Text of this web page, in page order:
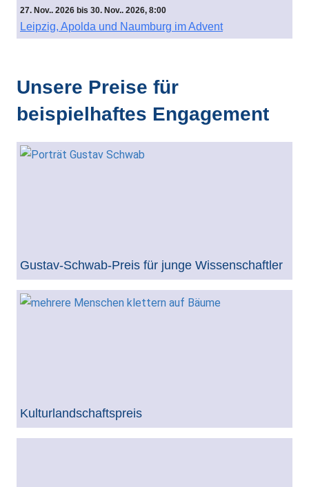
27. Nov.. 2026 bis 30. Nov.. 2026, 8:00
Leipzig, Apolda und Naumburg im Advent
Unsere Preise für
beispielhaftes Engagement
Gustav-Schwab-Preis für junge Wissenschaftler
Kulturlandschaftspreis